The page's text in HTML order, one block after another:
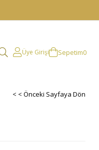
Üye Girişi Sepetim0
< < Önceki Sayfaya Dön